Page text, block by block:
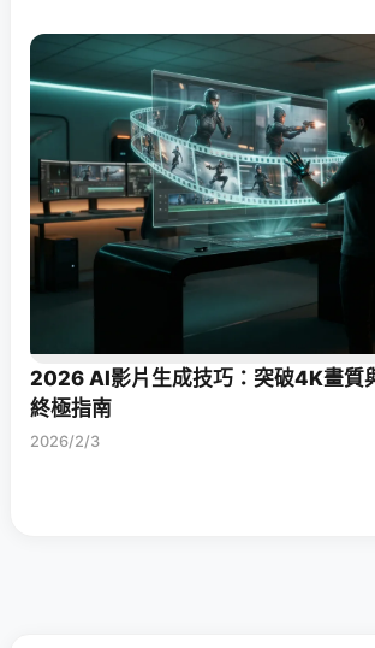
2026 AI影片生成技巧：突破4K畫質
終極指南
2026/2/3